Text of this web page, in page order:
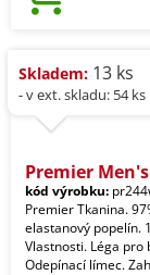
Skladem: 13 ks
- v ext. skladu: 54 ks
Premier
kód výrobku:
Premier Tkanina.
elastanový popelín.
Vlastnosti. Léga pro
Odepínací límec.